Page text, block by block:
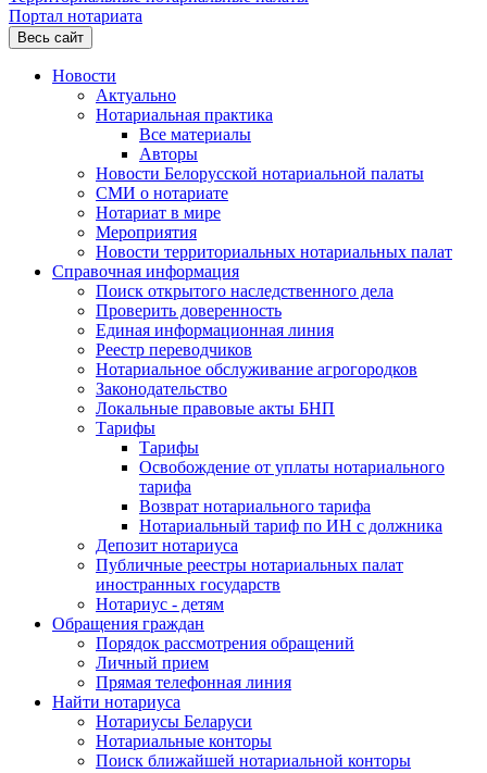
Портал нотариата
Весь сайт
Новости
Актуально
Нотариальная практика
Все материалы
Авторы
Новости Белорусской нотариальной палаты
СМИ о нотариате
Нотариат в мире
Мероприятия
Новости территориальных нотариальных палат
Справочная информация
Поиск открытого наследственного дела
Проверить доверенность
Единая информационная линия
Реестр переводчиков
Нотариальное обслуживание агрогородков
Законодательство
Локальные правовые акты БНП
Тарифы
Тарифы
Освобождение от уплаты нотариального
тарифа
Возврат нотариального тарифа
Нотариальный тариф по ИН с должника
Депозит нотариуса
Публичные реестры нотариальных палат
иностранных государств
Нотариус - детям
Обращения граждан
Порядок рассмотрения обращений
Личный прием
Прямая телефонная линия
Найти нотариуса
Нотариусы Беларуси
Нотариальные конторы
Поиск ближайшей нотариальной конторы